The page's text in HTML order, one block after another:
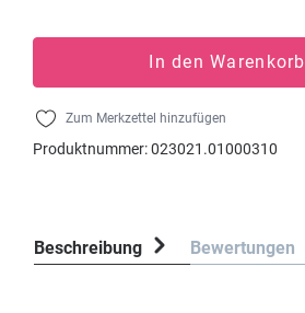
In den Warenkorb
Zum Merkzettel hinzufügen
Produktnummer:023021.01000310
Beschreibung Bewertungen